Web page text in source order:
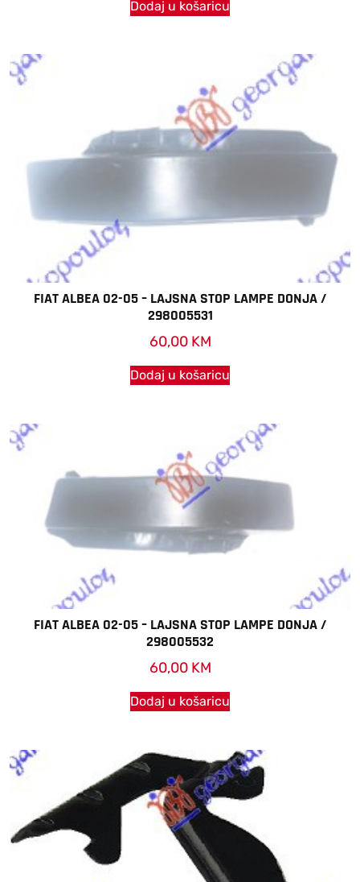
Dodaj u košaricu
FIAT ALBEA 02-05 – LAJSNA STOP LAMPE DONJA /
298005531
60,00 KM
Dodaj u košaricu
FIAT ALBEA 02-05 – LAJSNA STOP LAMPE DONJA /
298005532
60,00 KM
Dodaj u košaricu